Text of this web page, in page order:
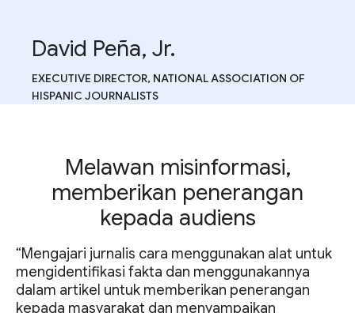
David Peña, Jr.
EXECUTIVE DIRECTOR, NATIONAL ASSOCIATION OF
HISPANIC JOURNALISTS
Melawan misinformasi,
memberikan penerangan
kepada audiens
“Mengajari jurnalis cara menggunakan alat untuk
mengidentifikasi fakta dan menggunakannya
dalam artikel untuk memberikan penerangan
kepada masyarakat dan menyampaikan